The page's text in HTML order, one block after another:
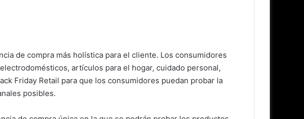
de compra más holística para el cliente. Los consumidores
artículos para el hogar, cuidado personal,
Friday Retail para que los consumidores puedan probar la
posibles.